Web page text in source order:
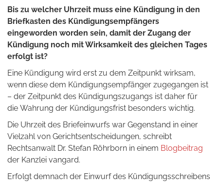
Bis zu welcher Uhrzeit muss eine Kündigung in den
Briefkasten des Kündigungsempfängers
eingeworden worden sein, damit der Zugang der
Kündigung noch mit Wirksamkeit des gleichen Tages
erfolgt ist?
Eine Kündigung wird erst zu dem Zeitpunkt wirksam,
wenn diese dem Kündigungsempfänger zugegangen ist
– der Zeitpunkt des Kündigungszugangs ist daher für
die Wahrung der Kündigungsfrist besonders wichtig.
Die Uhr­zeit des Brief­ein­wurfs war Gegenstand in einer
Viel­zahl von Ge­richts­ent­schei­dun­gen, schreibt
Rechtsanwalt Dr. Stefan Röhrborn in einem Blogbeitrag
der Kanzlei vangard.
Er­folgt demnach der Ein­wurf des Kün­di­gungs­schrei­bens